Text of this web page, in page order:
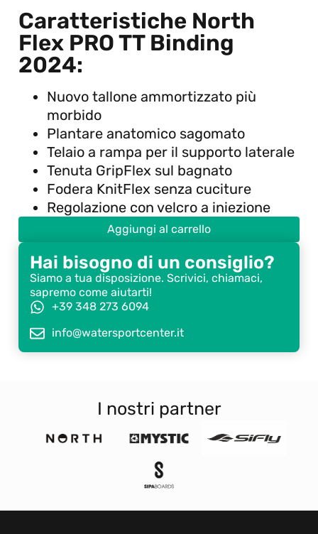
Caratteristiche North
Flex PRO TT Binding
2024:
Nuovo tallone ammortizzato più
morbido
Plantare anatomico sagomato
Telaio a rampa per il supporto laterale
Tenuta GripFlex sul bagnato
Fodera KnitFlex senza cuciture
Regolazione con velcro a iniezione
Aggiungi al carrello
Hai bisogno di un consiglio?
Siamo a tua disposizione. Scrivici, chiamaci,
sapremo come aiutarti!
+39 348 273 6094
info@watersportcenter.it
I nostri partner